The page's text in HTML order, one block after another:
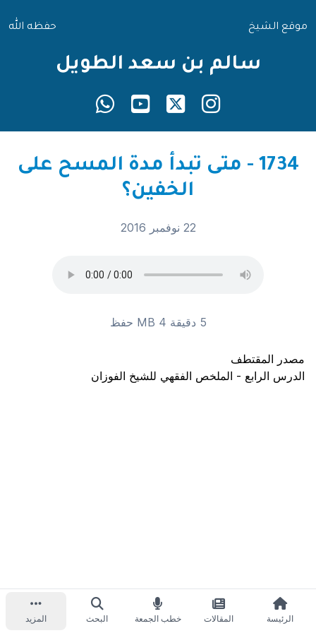
موقع الشيخ حفظه الله
سالم بن سعد الطويل
1734 - متى تبدأ مدة المسح على
الخفين؟
22 نوفمبر 2016
5 دقيقة 4 MB حفظ
مصدر المقتطف
الدرس الرابع - الملخص الفقهي للشيخ الفوزان
الرئيسة المقالات خطب الجمعة البحث المزيد